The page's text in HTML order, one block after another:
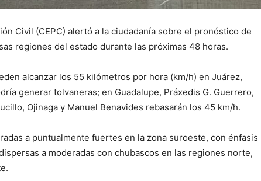
Civil (CEPC) alertó a la ciudadanía sobre el pronóstico de
regiones del estado durante las próximas 48 horas.
alcanzar los 55 kilómetros por hora (km/h) en Juárez,
generar tolvaneras; en Guadalupe, Práxedis G. Guerrero,
Ojinaga y Manuel Benavides rebasarán los 45 km/h.
a puntualmente fuertes en la zona suroeste, con énfasis
a moderadas con chubascos en las regiones norte,